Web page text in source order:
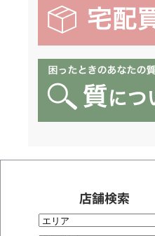
店舗検索